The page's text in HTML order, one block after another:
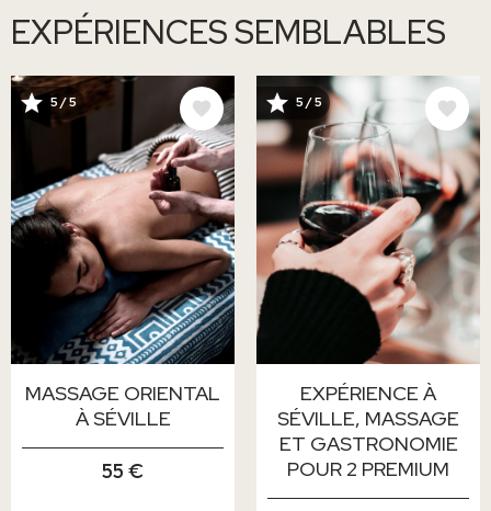
EXPÉRIENCES SEMBLABLES
IMAGE
5 / 5
MASSAGE ORIENTAL
À SÉVILLE
55 €
IMAGE
5 / 5
EXPÉRIENCE À
SÉVILLE, MASSAGE
ET GASTRONOMIE
POUR 2 PREMIUM